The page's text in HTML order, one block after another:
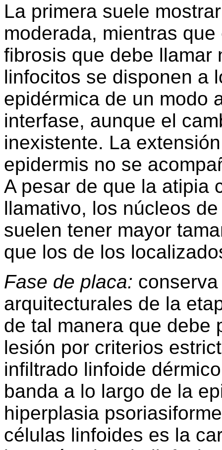
La primera suele
moderada, mientras
fibrosis que debe llamar
linfocitos se disponen a
epidérmica de un modo
interfase, aunque el
inexistente. La
epidermis no se
A pesar de que la atipia
llamativo, los núcleos
suelen tener mayor
que los de los
Fase de placa:
arquitecturales de la
de tal manera que debe
lesión por criterios
infiltrado linfoide
banda a lo largo de la
hiperplasia
células linfoides es la